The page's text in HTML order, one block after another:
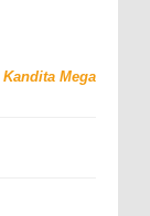
Kandita Mega